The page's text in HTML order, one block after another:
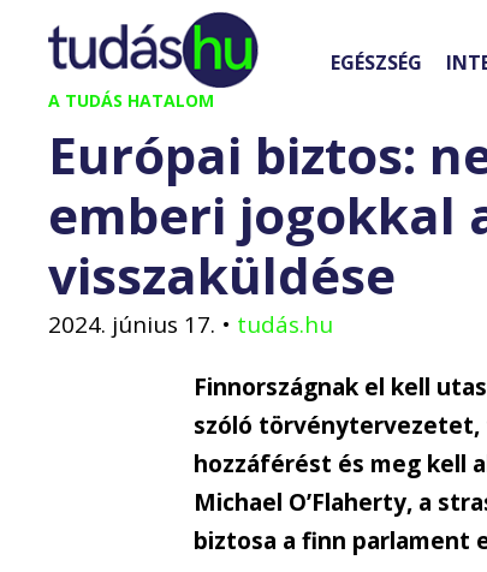
Kilépés
tartalomba
A TUDÁS HATALOM
EGÉSZSÉG
Európai biztos:
emberi jogokkal
visszaküldése
2024. június 17. • tudás.hu
Finnországnak el kell
szóló törvénytervezetet,
hozzáférést és meg kell
Michael O’Flaherty, a
biztosa a finn